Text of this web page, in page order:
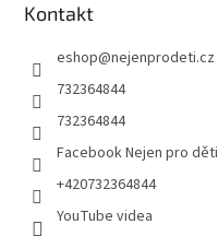
Kontakt
eshop@nejenprodeti.cz
732364844
732364844
Facebook Nejen pro děti
+420732364844
YouTube videa